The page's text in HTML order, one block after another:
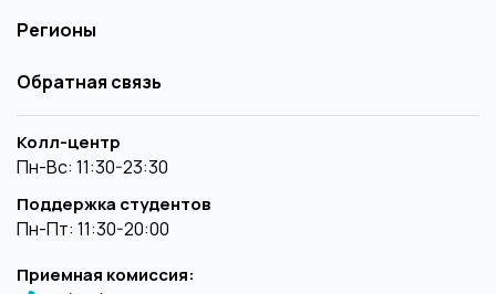
Регионы
Обратная связь
Колл-центр
Пн-Вс: 11:30-23:30
Поддержка студентов
Пн-Пт: 11:30-20:00
Приемная комиссия: